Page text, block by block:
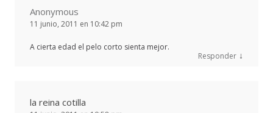
Anonymous
11 junio, 2011 en 10:42 pm
A cierta edad el pelo corto sienta mejor.
Responder ↓
la reina cotilla